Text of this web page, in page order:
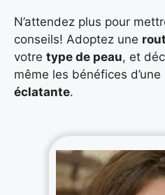
N’attendez plus pour
conseils! Adoptez une
votre type de peau, et
même les bénéfices d’une
éclatante.